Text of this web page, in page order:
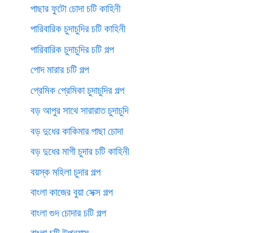
পাছার ফুটো চোদা চটি কাহিনী
পারিবারিক চুদাচুদির চটি কাহিনী
পারিবারিক চুদাচুদির চটি গল্প
পোদ মারার চটি গল্প
প্রেমিক প্রেমিকা চুদাচুদির গল্প
বড় আপুর সাথে সারারাত চুদাচুদি
বড় দুধের কাকিমার পাছা চোদা
বড় দুধের মাগী চুদার চটি কাহিনী
বয়স্ক মহিলা চুদার গল্প
বাংলা কাজের বুয়া সেক্স গল্প
বাংলা গুদ চোদার চটি গল্প